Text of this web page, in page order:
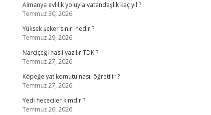
Almanya evlilik yoluyla vatandaşlık kaç yıl ?
Temmuz 30, 2026
Yüksek şeker sınırı nedir ?
Temmuz 29, 2026
Narçiçeği nasıl yazılır TDK ?
Temmuz 27, 2026
Köpeğe yat komutu nasıl öğretilir ?
Temmuz 27, 2026
Yedi hececiler kimdir ?
Temmuz 26, 2026